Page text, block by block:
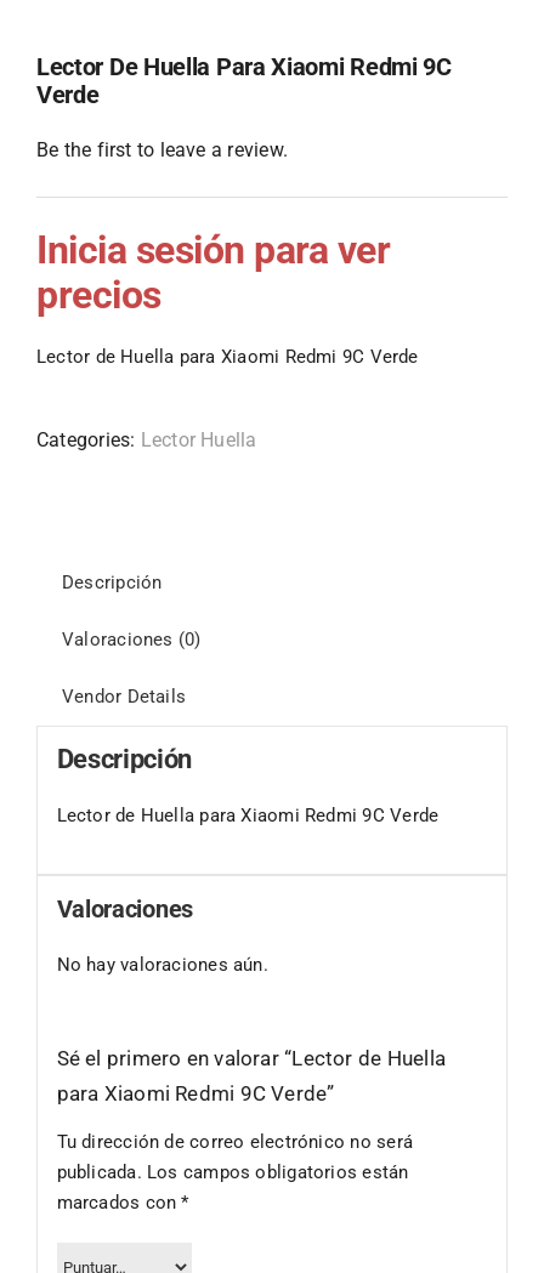
Lector De Huella Para Xiaomi Redmi 9C
Verde
Be the first to leave a review.
Inicia sesión para ver
precios
Lector de Huella para Xiaomi Redmi 9C Verde
Categories: Lector Huella
Descripción
Valoraciones (0)
Vendor Details
Descripción
Lector de Huella para Xiaomi Redmi 9C Verde
Valoraciones
No hay valoraciones aún.
Sé el primero en valorar “Lector de Huella
para Xiaomi Redmi 9C Verde”
Tu dirección de correo electrónico no será
publicada. Los campos obligatorios están
marcados con*